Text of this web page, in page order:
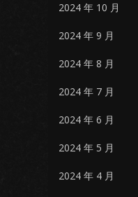
2024 年 10 月
2024 年 9 月
2024 年 8 月
2024 年 7 月
2024 年 6 月
2024 年 5 月
2024 年 4 月